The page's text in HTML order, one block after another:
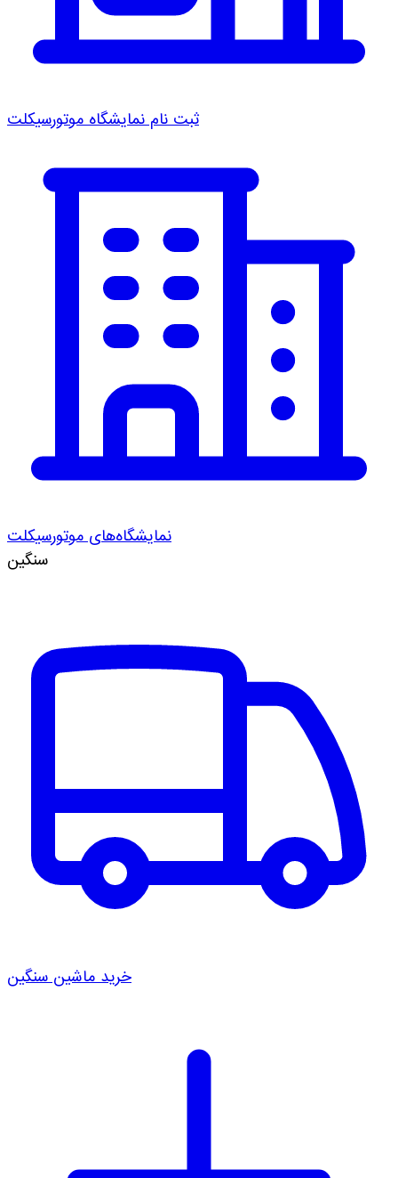
ثبت نام نمایشگاه موتورسیکلت
نمایشگاه‌های موتورسیکلت
سنگین
خرید ماشین سنگین